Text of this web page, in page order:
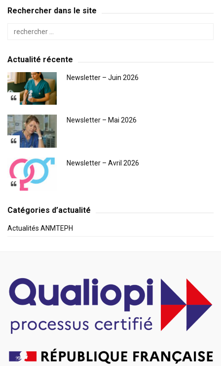
Rechercher dans le site
Actualité récente
Newsletter – Juin 2026
Newsletter – Mai 2026
Newsletter – Avril 2026
Catégories d’actualité
Actualités ANMTEPH